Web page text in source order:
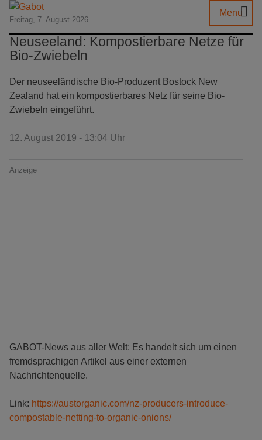
Freitag, 7. August 2026
Menu
Neuseeland: Kompostierbare Netze für
Bio-Zwiebeln
Der neuseeländische Bio-Produzent Bostock New
Zealand hat ein kompostierbares Netz für seine Bio-
Zwiebeln eingeführt.
12. August 2019 - 13:04 Uhr
Anzeige
GABOT-News aus aller Welt: Es handelt sich um einen
fremdsprachigen Artikel aus einer externen
Nachrichtenquelle.
Link: https://austorganic.com/nz-producers-introduce-
compostable-netting-to-organic-onions/